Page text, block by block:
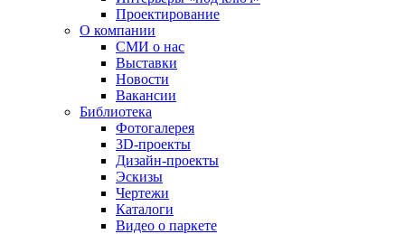
Проектирование
О компании
СМИ о нас
Выставки
Новости
Вакансии
Библиотека
Фотогалерея
3D-проекты
Дизайн-проекты
Эскизы
Чертежи
Каталоги
Видео о паркете